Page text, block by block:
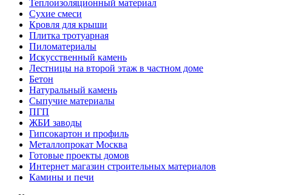
Теплоизоляционный материал
Сухие смеси
Кровля для крыши
Плитка тротуарная
Пиломатериалы
Искусственный камень
Лестницы на второй этаж в частном доме
Бетон
Натуральный камень
Сыпучие материалы
ПГП
ЖБИ заводы
Гипсокартон и профиль
Металлопрокат Москва
Готовые проекты домов
Интернет магазин строительных материалов
Камины и печи